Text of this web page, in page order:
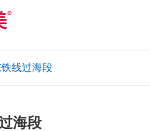
线过海段
海段